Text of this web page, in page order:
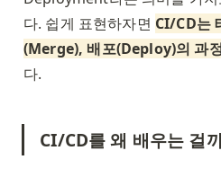
다. 쉽게 표현하자면 CI/CD는
(Merge), 배포(Deploy)의 과
다.
CI/CD를 왜 배우는 걸